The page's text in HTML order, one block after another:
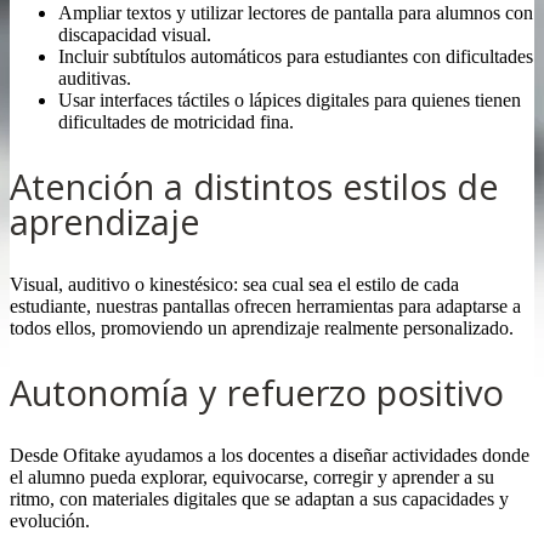
Ampliar textos y utilizar lectores de pantalla para alumnos con
discapacidad visual.
Incluir subtítulos automáticos para estudiantes con dificultades
auditivas.
Usar interfaces táctiles o lápices digitales para quienes tienen
dificultades de motricidad fina.
Atención a distintos estilos de
aprendizaje
Visual, auditivo o kinestésico: sea cual sea el estilo de cada
estudiante, nuestras pantallas ofrecen herramientas para adaptarse a
todos ellos, promoviendo un aprendizaje realmente personalizado.
Autonomía y refuerzo positivo
Desde Ofitake ayudamos a los docentes a diseñar actividades donde
el alumno pueda explorar, equivocarse, corregir y aprender a su
ritmo, con materiales digitales que se adaptan a sus capacidades y
evolución.